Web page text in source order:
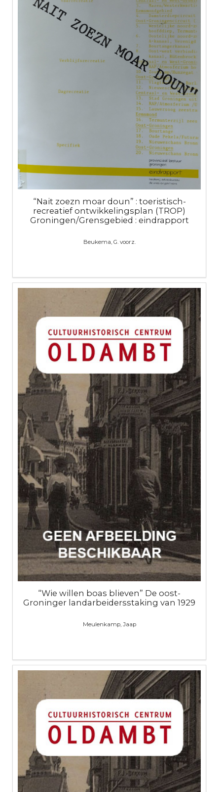
“Nait zoezn moar doun” : toeristisch-
recreatief ontwikkelingsplan (TROP)
Groningen/Grensgebied : eindrapport
Beukema, G. voorz.
“Wie willen boas blieven” De oost-
Groninger landarbeidersstaking van 1929
Meulenkamp, Jaap